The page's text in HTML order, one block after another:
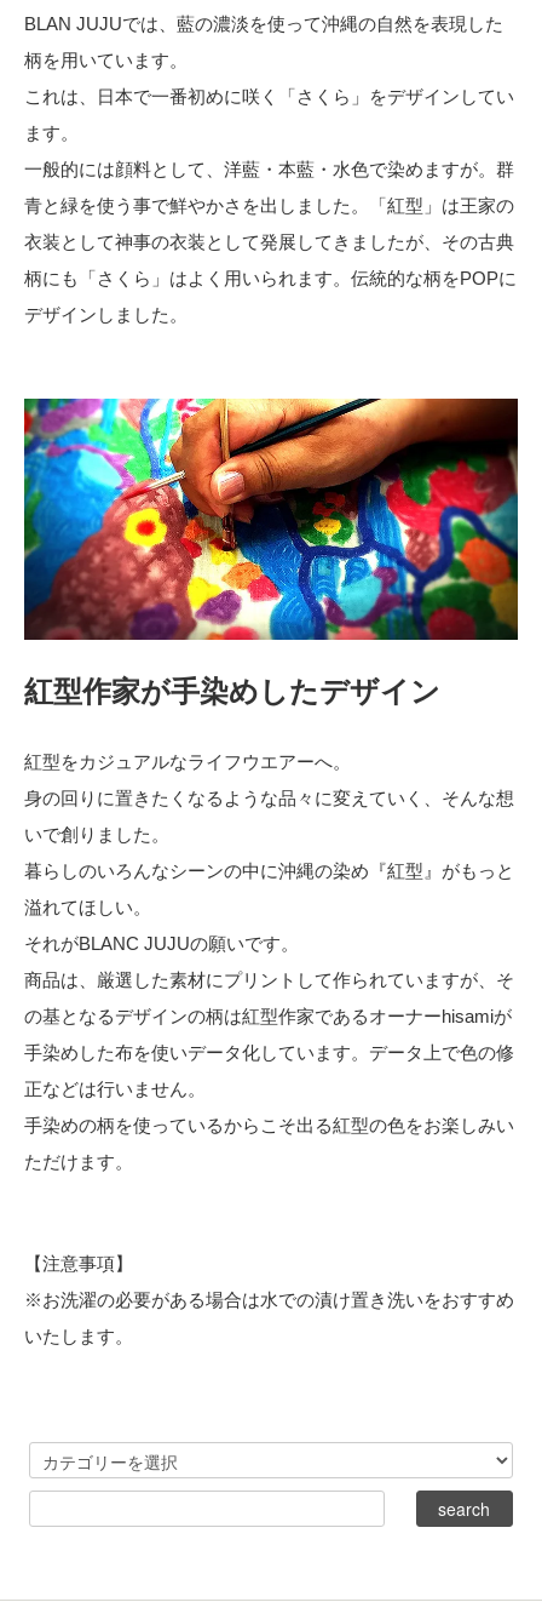
BLAN JUJUでは、藍の濃淡を使って沖縄の自然を表現した
柄を用いています。
これは、日本で一番初めに咲く「さくら」をデザインしてい
ます。
一般的には顔料として、洋藍・本藍・水色で染めますが。群
青と緑を使う事で鮮やかさを出しました。「紅型」は王家の
衣装として神事の衣装として発展してきましたが、その古典
柄にも「さくら」はよく用いられます。伝統的な柄をPOPに
デザインしました。
紅型作家が手染めしたデザイン
紅型をカジュアルなライフウエアーへ。
身の回りに置きたくなるような品々に変えていく、そんな想
いで創りました。
暮らしのいろんなシーンの中に沖縄の染め『紅型』がもっと
溢れてほしい。
それがBLANC JUJUの願いです。
商品は、厳選した素材にプリントして作られていますが、そ
の基となるデザインの柄は紅型作家であるオーナーhisamiが
手染めした布を使いデータ化しています。データ上で色の修
正などは行いません。
手染めの柄を使っているからこそ出る紅型の色をお楽しみい
ただけます。
【注意事項】
※お洗濯の必要がある場合は水での漬け置き洗いをおすすめ
いたします。